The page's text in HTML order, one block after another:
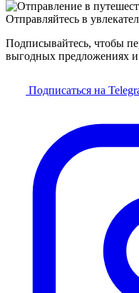
Отправляйтесь в
Подписывайтесь, чтобы
выгодных предложениях
Подписаться на